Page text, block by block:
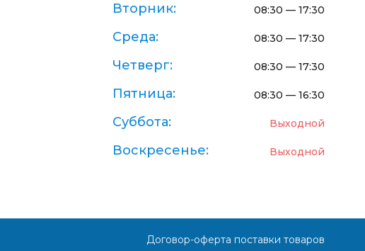
Вторник: 08:30 — 17:30
Среда: 08:30 — 17:30
Четверг: 08:30 — 17:30
Пятница: 08:30 — 16:30
Суббота: Выходной
Воскресенье: Выходной
Договор-оферта поставки товаров